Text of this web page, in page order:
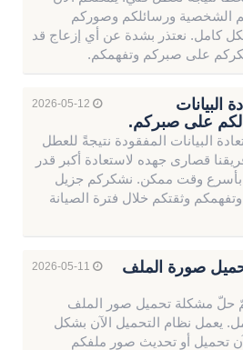
الشخصية ورسائلكم وصوركم
كامل. نعتذر بشدة عن أي إزعاج قد
على صبركم وتفهمكم.
البيانات
لكم على صبركم.
البيانات المفقودة نتيجةً للعطل
قصارى جهده لاستعادة أكبر قدر
وقت ممكن. نشكركم جزيل
وثقتكم خلال فترة الصيانة
صورة الملف
تمّ حلّ مشكلة تحميل صور الملف
يعمل نظام التحميل الآن بشكل
تحميل أو تحديث صور ملفكم